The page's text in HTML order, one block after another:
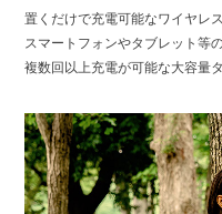
置くだけで充電可能なワイヤレ
スマートフォンやタブレット等
複数回以上充電が可能な大容量タ